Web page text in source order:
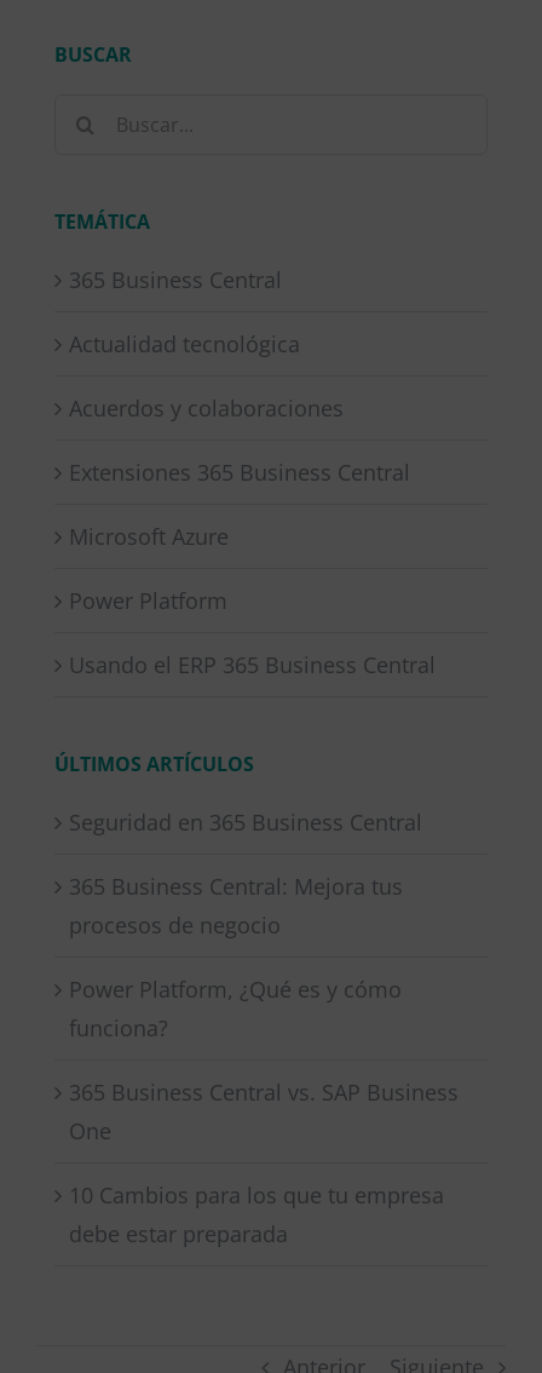
Anterior Siguiente
BUSCAR
Buscar:
TEMÁTICA
365 Business Central
Actualidad tecnológica
Acuerdos y colaboraciones
Extensiones 365 Business Central
Microsoft Azure
Power Platform
Usando el ERP 365 Business Central
ÚLTIMOS ARTÍCULOS
Seguridad en 365 Business Central
365 Business Central: Mejora tus
procesos de negocio
Power Platform, ¿Qué es y cómo
funciona?
365 Business Central vs. SAP Business
One
10 Cambios para los que tu empresa
debe estar preparada